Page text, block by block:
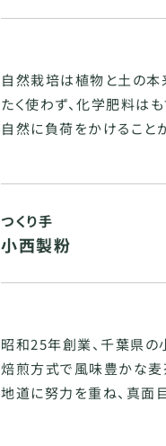
自然栽培は植物と土の本
たく使わず、化学肥料は
自然に負荷をかけること
つくり手
小西製粉
昭和25年創業、千葉県の
焙煎方式で風味豊かな麦
地道に努力を重ね、真面